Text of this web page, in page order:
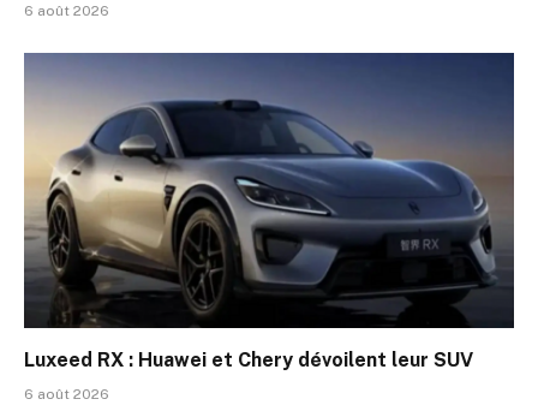
6 août 2026
Luxeed RX : Huawei et Chery dévoilent leur SUV
6 août 2026